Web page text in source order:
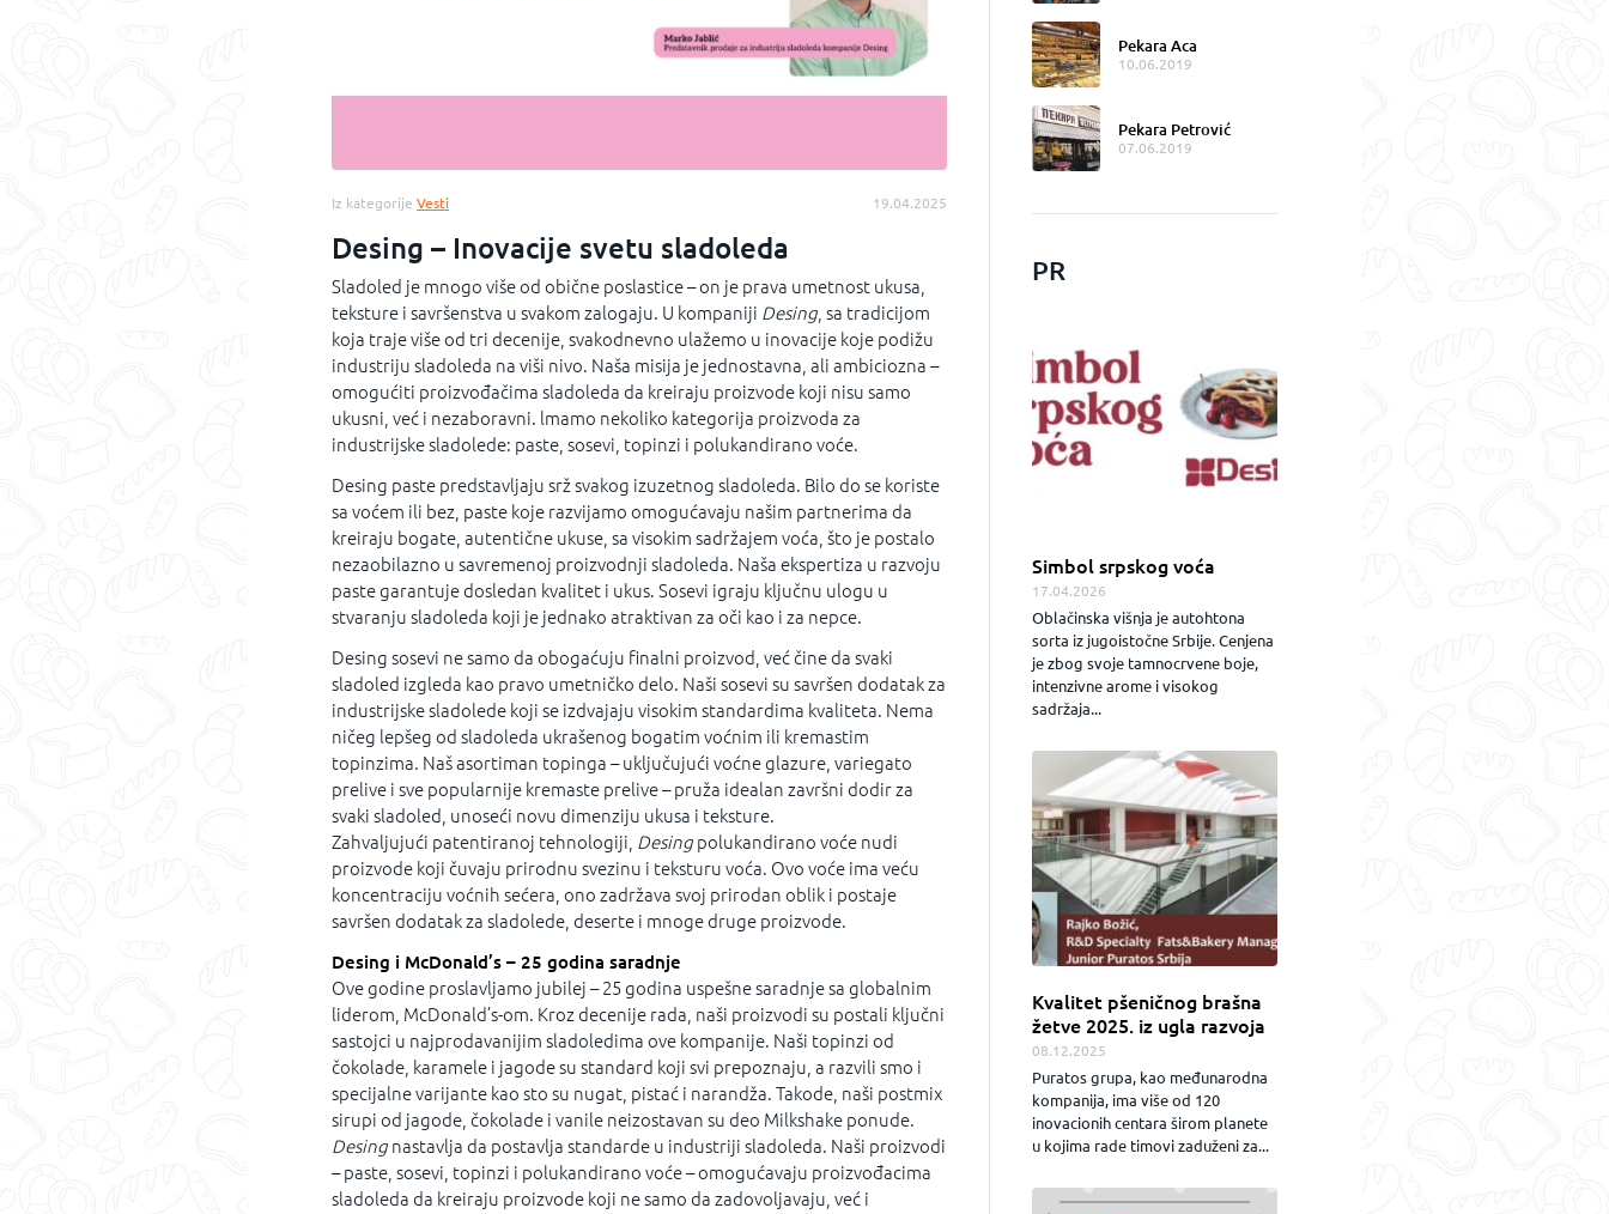
Iz kategorije Vesti 19.04.2025
Desing – Inovacije svetu sladoleda
Sladoled je mnogo više od obične poslastice – on je prava umetnost ukusa,
teksture i savršenstva u svakom zalogaju. U kompaniji Desing, sa tradicijom
koja traje više od tri decenije, svakodnevno ulažemo u inovacije koje podižu
industriju sladoleda na viši nivo. Naša misija je jednostavna, ali ambiciozna –
omogućiti proizvođačima sladoleda da kreiraju proizvode koji nisu samo
ukusni, već i nezaboravni. lmamo nekoliko kategorija proizvoda za
industrijske sladolede: paste, sosevi, topinzi i polukandirano voće.
Desing paste predstavljaju srž svakog izuzetnog sladoleda. Bilo do se koriste
sa voćem ili bez, paste koje razvijamo omogućavaju našim partnerima da
kreiraju bogate, autentične ukuse, sa visokim sadržajem voća, što je postalo
nezaobilazno u savremenoj proizvodnji sladoleda. Naša ekspertiza u razvoju
paste garantuje dosledan kvalitet i ukus. Sosevi igraju ključnu ulogu u
stvaranju sladoleda koji je jednako atraktivan za oči kao i za nepce.
Desing sosevi ne samo da obogaćuju finalni proizvod, već čine da svaki
sladoled izgleda kao pravo umetničko delo. Naši sosevi su savršen dodatak za
industrijske sladolede koji se izdvajaju visokim standardima kvaliteta. Nema
ničeg lepšeg od sladoleda ukrašenog bogatim voćnim ili kremastim
topinzima. Naš asortiman topinga – uključujući voćne glazure, variegato
prelive i sve popularnije kremaste prelive – pruža idealan završni dodir za
svaki sladoled, unoseći novu dimenziju ukusa i teksture.
Zahvaljujući patentiranoj tehnologiji, Desing polukandirano voće nudi
proizvode koji čuvaju prirodnu svezinu i teksturu voća. Ovo voće ima veću
koncentraciju voćnih sećera, ono zadržava svoj prirodan oblik i postaje
savršen dodatak za sladolede, deserte i mnoge druge proizvode.
Desing i McDonald’s – 25 godina saradnje
Ove godine proslavljamo jubilej – 25 godina uspešne saradnje sa globalnim
liderom, McDonald’s-om. Kroz decenije rada, naši proizvodi su postali ključni
sastojci u najprodavanijim sladoledima ove kompanije. Naši topinzi od
čokolade, karamele i jagode su standard koji svi prepoznaju, a razvili smo i
specijalne varijante kao sto su nugat, pistać i narandža. Takode, naši postmix
sirupi od jagode, čokolade i vanile neizostavan su deo Milkshake ponude.
Desing nastavlja da postavlja standarde u industriji sladoleda. Naši proizvodi
– paste, sosevi, topinzi i polukandirano voće – omogućavaju proizvođacima
sladoleda da kreiraju proizvode koji ne samo da zadovoljavaju, već i
Pekara Aca
10.06.2019
Pekara Petrović
07.06.2019
PR
Simbol srpskog voća
17.04.2026
Oblačinska višnja je autohtona
sorta iz jugoistočne Srbije. Cenjena
je zbog svoje tamnocrvene boje,
intenzivne arome i visokog
sadržaja...
Kvalitet pšeničnog brašna
žetve 2025. iz ugla razvoja
08.12.2025
Puratos grupa, kao međunarodna
kompanija, ima više od 120
inovacionih centara širom planete
u kojima rade timovi zaduženi za...